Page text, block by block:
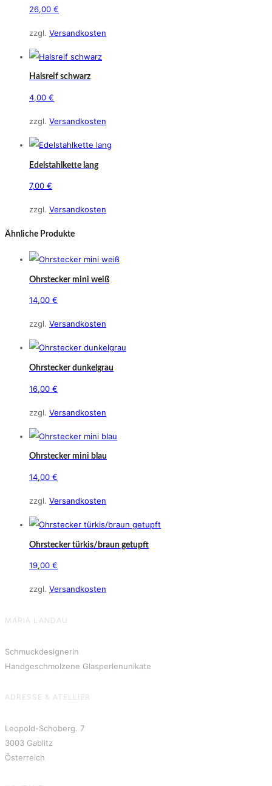
26,00 €
Produkt
weist
mehrere
auf.
Die
Optionen
können
auf
der
gewählt
werden
zzgl. Versandkosten
Halsreif schwarz
4,00 €
zzgl. Versandkosten
Edelstahlkette lang
7,00 €
zzgl. Versandkosten
Ähnliche Produkte
Ohrstecker mini weiß
14,00 €
zzgl. Versandkosten
Ohrstecker dunkelgrau
16,00 €
zzgl. Versandkosten
Ohrstecker mini blau
14,00 €
zzgl. Versandkosten
Ohrstecker türkis/braun getupft
19,00 €
zzgl. Versandkosten
MARIA LANDAU
Schmuckdesignerin
Handgeschmolzene Glasperlenunikate
ADRESSE & ATELLIER
Leopold-Schoberg. 7
3003 Gablitz
Österreich